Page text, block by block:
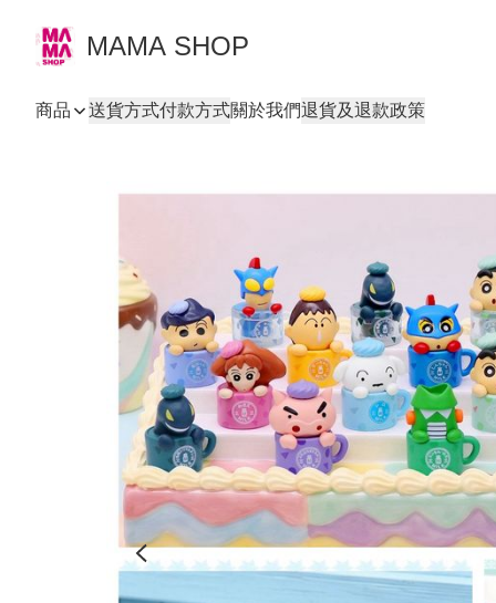
MAMA SHOP
商品 送貨方式付款方式關於我們退貨及退款政策